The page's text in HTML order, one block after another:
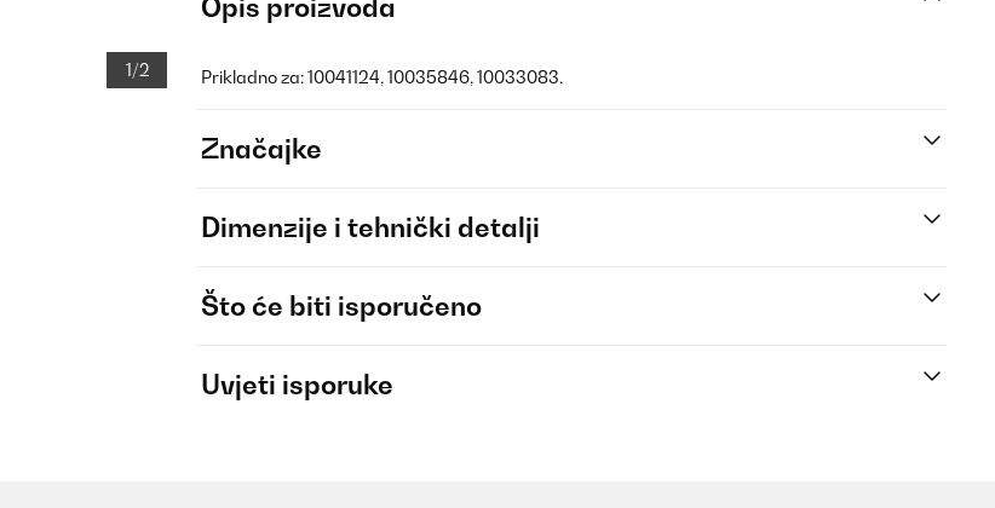
1/2
Opis proizvoda
Prikladno za: 10041124, 10035846, 10033083.
Značajke
Dimenzije i tehnički detalji
Što će biti isporučeno
Uvjeti isporuke